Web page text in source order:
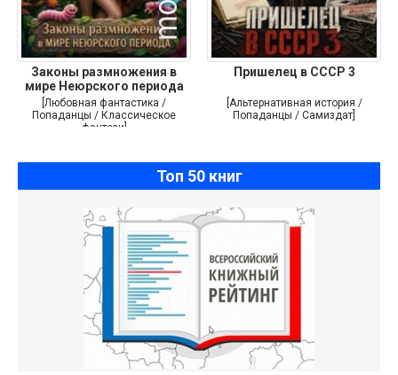
Законы размножения в
мире Неюрского периода
[Любовная фантастика /
Попаданцы / Классическое
фэнтези]
Пришелец в СССР 3
[Альтернативная история /
Попаданцы / Самиздат]
Топ 50 книг